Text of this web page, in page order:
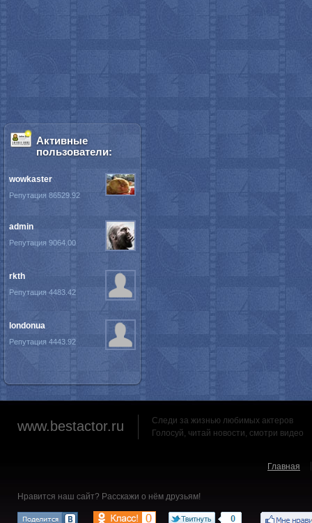
Активные
пользователи:
wowkaster
Репутация 86529.92
admin
Репутация 9064.00
rkth
Репутация 4483.42
londonua
Репутация 4443.92
www.bestactor.ru
Следи за жизнью любимых актеров
Голосуй, читай новости, смотри видео
Главная
Нравится наш сайт? Расскажи о нём друзьям!